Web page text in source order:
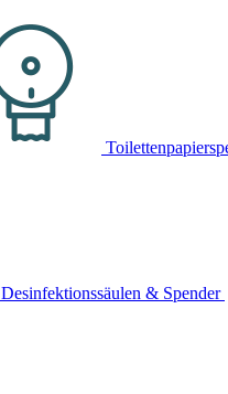
Desinfektionssäulen & Spender